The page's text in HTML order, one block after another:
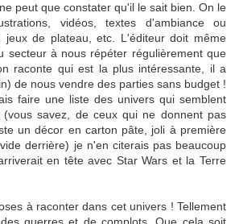
peut que constater qu'il le sait bien. On le
vidéos, textes d'ambiance ou
jeux de plateau, etc. L'éditeur doit même
secteur à nous répéter régulièrement que
raconte qui est la plus intéressante, il a
de nous vendre des parties sans budget !
faire une liste des univers qui semblent
savez, de ceux qui ne donnent pas
un décor en carton pâte, joli à première
derrière) je n'en citerais pas beaucoup
en tête avec Star Wars et la Terre
à raconter dans cet univers ! Tellement